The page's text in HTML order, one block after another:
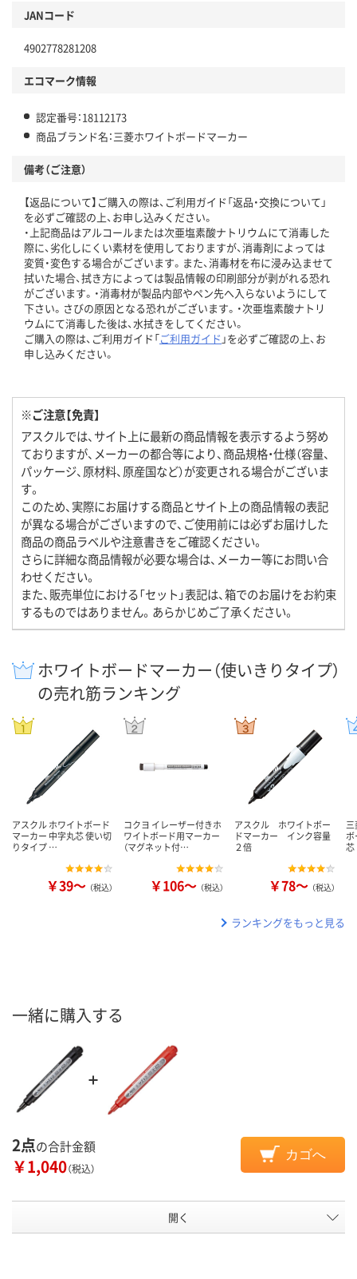
JANコード
4902778281208
エコマーク情報
認定番号：18112173
商品ブランド名：三菱ホワイトボードマーカー
備考（ご注意）
【返品について】ご購入の際は、ご利用ガイド「返品・交換について」
を必ずご確認の上、お申し込みください。
・上記商品はアルコールまたは次亜塩素酸ナトリウムにて消毒した
際に、劣化しにくい素材を使用しておりますが、消毒剤によっては
変質・変色する場合がございます。また、消毒材を布に浸み込ませて
拭いた場合、拭き方によっては製品情報の印刷部分が剥がれる恐れ
がございます。・消毒材が製品内部やペン先へ入らないようにして
下さい。さびの原因となる恐れがございます。・次亜塩素酸ナトリ
ウムにて消毒した後は、水拭きをしてください。
ご購入の際は、ご利用ガイド「ご利用ガイド 」を必ずご確認の上、お
申し込みください。
※ご注意【免責】
アスクルでは、サイト上に最新の商品情報を表示するよう努め
ておりますが、メーカーの都合等により、商品規格・仕様（容量、
パッケージ、原材料、原産国など）が変更される場合がございま
す。
このため、実際にお届けする商品とサイト上の商品情報の表記
が異なる場合がございますので、ご使用前には必ずお届けした
商品の商品ラベルや注意書きをご確認ください。
さらに詳細な商品情報が必要な場合は、メーカー等にお問い合
わせください。
また、販売単位における「セット」表記は、箱でのお届けをお約束
するものではありません。あらかじめご了承ください。
ホワイトボードマーカー（使いきりタイプ）
の売れ筋ランキング
アスクル ホワイトボード
マーカー 中字丸芯 使い切
りタイプ …
￥39～ （税込）
コクヨ イレーザー付きホ
ワイトボード用マーカー
（マグネット付…
￥106～ （税込）
アスクル ホワイトボー
ドマーカー インク容量
２倍
￥78～ （税込）
芯
ランキングをもっと見る
一緒に購入する
2点の合計金額
￥1,040（税込）
カゴへ
開く